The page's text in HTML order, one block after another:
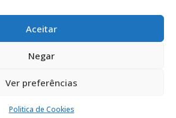
Aceitar
Negar
Ver preferências
Politica de Cookies
Politica de privacidade